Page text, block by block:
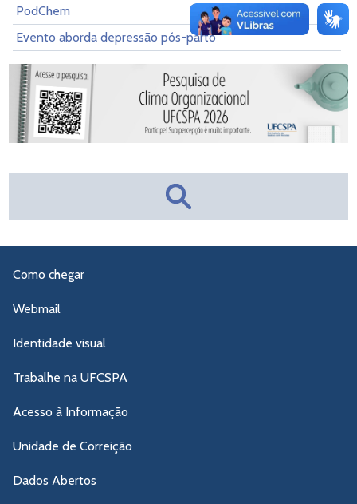
PodChem
Evento aborda depressão pós-parto
Como chegar
Webmail
Identidade visual
Trabalhe na UFCSPA
Acesso à Informação
Unidade de Correição
Dados Abertos